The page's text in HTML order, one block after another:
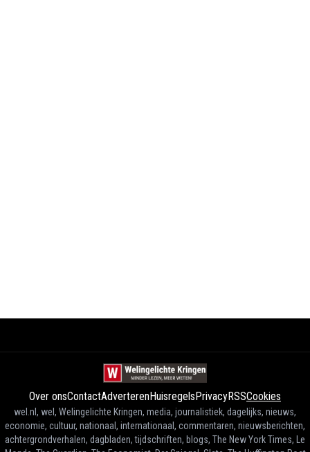
Over onsContactAdverterenHuisregelsPrivacyRSSCookies
wel.nl, wel, Welingelichte Kringen, media, journalistiek, dagelijks, nieuws,
economie, cultuur, nationaal, internationaal, commentaren, nieuwsberichten,
achtergrondverhalen, dagbladen, tijdschriften, blogs, The New York Times, Le